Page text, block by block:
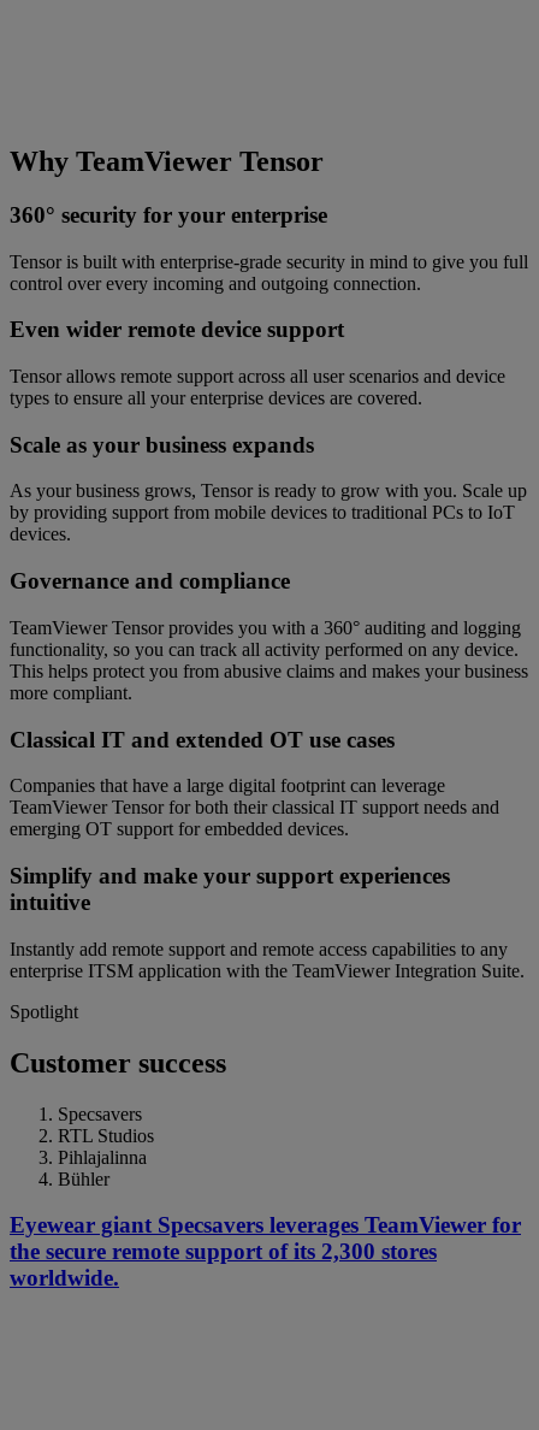
Why TeamViewer Tensor
360° security for your enterprise
Tensor is built with enterprise-grade security in mind to give you full
control over every incoming and outgoing connection.
Even wider remote device support
Tensor allows remote support across all user scenarios and device
types to ensure all your enterprise devices are covered.
Scale as your business expands
As your business grows, Tensor is ready to grow with you. Scale up
by providing support from mobile devices to traditional PCs to IoT
devices.
Governance and compliance
TeamViewer Tensor provides you with a 360° auditing and logging
functionality, so you can track all activity performed on any device.
This helps protect you from abusive claims and makes your business
more compliant.
Classical IT and extended OT use cases
Companies that have a large digital footprint can leverage
TeamViewer Tensor for both their classical IT support needs and
emerging OT support for embedded devices.
Simplify and make your support experiences
intuitive
Instantly add remote support and remote access capabilities to any
enterprise ITSM application with the TeamViewer Integration Suite.
Spotlight
Customer success
Specsavers
RTL Studios
Pihlajalinna
Bühler
Eyewear giant Specsavers leverages TeamViewer for
the secure remote support of its 2,300 stores
worldwide.